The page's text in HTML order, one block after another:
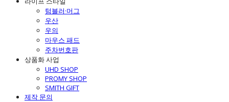
텀블러·머그
우산
우의
마우스 패드
주차번호판
상품화 사업
UHD SHOP
PROMY SHOP
SMITH GIFT
제작 문의